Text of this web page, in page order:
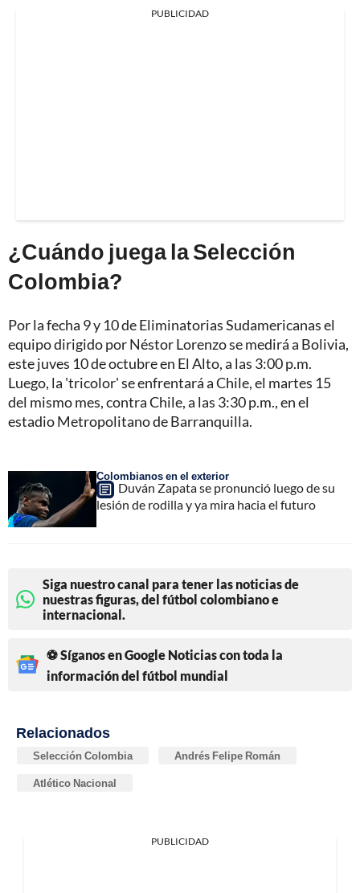
PUBLICIDAD
¿Cuándo juega la Selección
Colombia?
Por la fecha 9 y 10 de Eliminatorias Sudamericanas el
equipo dirigido por Néstor Lorenzo se medirá a Bolivia,
este juves 10 de octubre en El Alto, a las 3:00 p.m.
Luego, la 'tricolor' se enfrentará a Chile, el martes 15
del mismo mes, contra Chile, a las 3:30 p.m., en el
estadio Metropolitano de Barranquilla.
Colombianos en el exterior
Duván Zapata se pronunció luego de su
lesión de rodilla y ya mira hacia el futuro
Siga nuestro canal para tener las noticias de
nuestras figuras, del fútbol colombiano e
internacional.
⚽ Síganos en Google Noticias con toda la
información del fútbol mundial
Relacionados
Selección Colombia Andrés Felipe Román
Atlético Nacional
PUBLICIDAD